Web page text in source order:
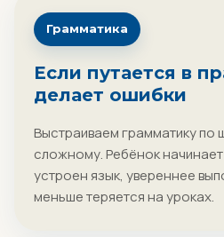
Грамматика
Если путается в
делает ошибки
Выстраиваем грамматику по
сложному. Ребёнок
устроен язык, увереннее
меньше теряется на уроках.